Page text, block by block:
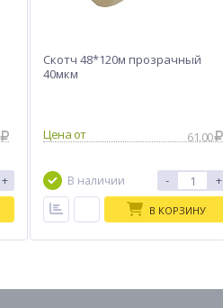
+
Скотч 48*120м прозрачный
40мкм
61.00
В наличии - +
В КОРЗИНУ